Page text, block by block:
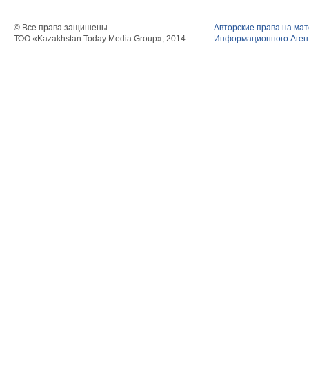
© Все права защишены
ТОО «Kazakhstan Today Media Group», 2014
Авторские права на
Информационного